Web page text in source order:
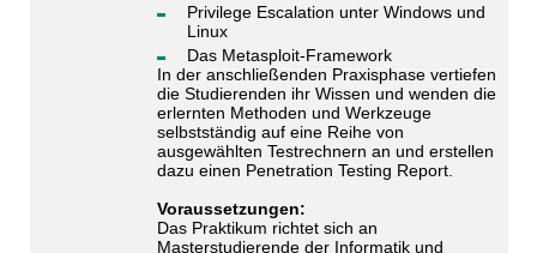
Privilege Escalation unter Windows und
Linux
Das Metasploit-Framework
In der anschließenden Praxisphase vertiefen
die Studierenden ihr Wissen und wenden die
erlernten Methoden und Werkzeuge
selbstständig auf eine Reihe von
ausgewählten Testrechnern an und erstellen
dazu einen Penetration Testing Report.
Voraussetzungen:
Das Praktikum richtet sich an
Masterstudierende der Informatik und